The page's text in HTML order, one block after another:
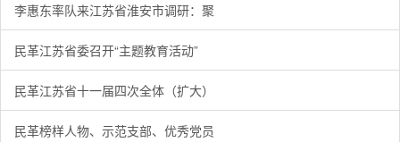
李惠东率队来江苏省淮安市调研：聚
民革江苏省委召开“主题教育活动”
民革江苏省十一届四次全体（扩大）
民革榜样人物、示范支部、优秀党员